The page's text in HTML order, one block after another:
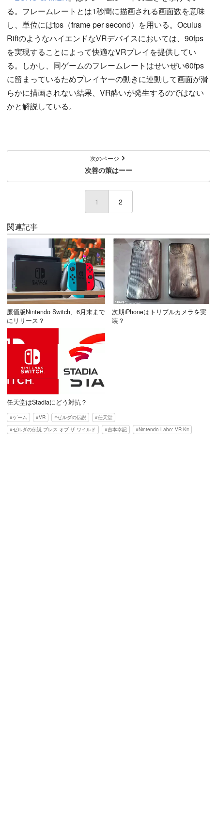
る。フレームレートとは1秒間に描画される画面数を意味
し、単位にはfps（frame per second）を用いる。Oculus
RiftのようなハイエンドなVRデバイスにおいては、90fps
を実現することによって快適なVRプレイを提供してい
る。しかし、同ゲームのフレームレートはせいぜい60fps
に留まっているためプレイヤーの動きに連動して画面が滑
らかに描画されない結果、VR酔いが発生するのではない
かと解説している。
次のページ
次善の策はーー
1 (current)
2
関連記事
廉価版Nintendo Switch、6月末まで
にリリース？
次期iPhoneはトリプルカメラを実
装？
任天堂はStadiaにどう対抗？
ゲーム VR ゼルダの伝説
任天堂
ゼルダの伝説 ブレス オブ ザ ワイルド
吉本幸記 Nintendo Labo: VR Kit